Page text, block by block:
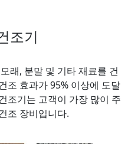
조기
래, 분말 및 기타 재료를 건
조 효과가 95% 이상에 도달
조기는 고객이 가장 많이 주
조 장비입니다.